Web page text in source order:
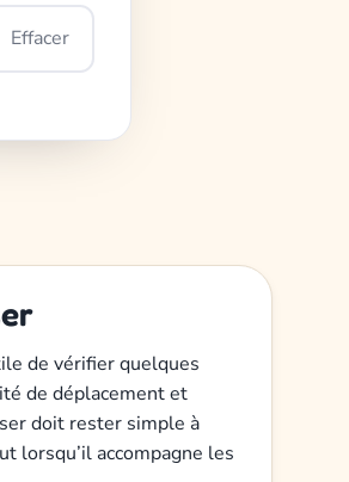
Effacer
de vérifier quelques
de déplacement et
doit rester simple à
lorsqu’il accompagne les